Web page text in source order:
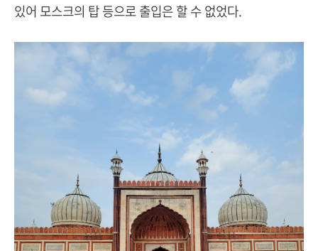
있어 모스크의 탑 등으로 출입은 할 수 없었다.